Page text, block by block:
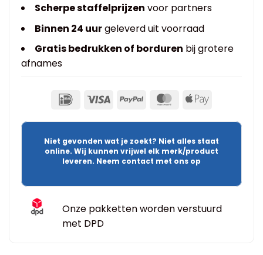
Scherpe staffelprijzen voor partners
Binnen 24 uurgeleverd uit voorraad
Gratis bedrukken of borduren bij grotere
afnames
Niet gevonden wat je zoekt? Niet alles staat
online. Wij kunnen vrijwel elk merk/product
leveren. Neem contact met ons op
Onze pakketten worden verstuurd
met DPD